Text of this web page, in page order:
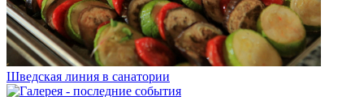
Шведская линия в санатории